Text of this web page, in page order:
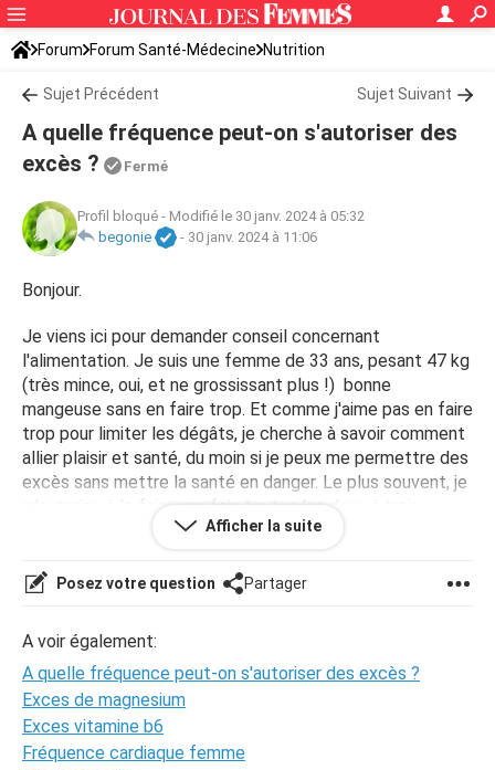
Forum Forum Santé-Médecine Nutrition
Sujet Précédent Sujet Suivant
A quelle fréquence peut-on s'autoriser des
excès ?
Fermé
Profil bloqué - Modifié le 30 janv. 2024 à 05:32
begonie
- 30 janv. 2024 à 11:06
Bonjour.
Je viens ici pour demander conseil concernant
l'alimentation. Je suis une femme de 33 ans, pesant 47 kg
(très mince, oui, et ne grossissant plus !) bonne
mangeuse sans en faire trop. Et comme j'aime pas en faire
trop pour limiter les dégâts, je cherche à savoir comment
allier plaisir et santé, du moin si je peux me permettre des
excès sans mettre la santé en danger. Le plus souvent, je
m'autorise à le faire une fois toutes les deux à trois
semaines car manger est un plaisir et c'est frustrant de
Je vous remercie pour vos réponses
répondre, c'est très important pour moi
Afficher la suite
Posez votre question Partager
A voir également:
A quelle fréquence peut-on s'autoriser des excès ?
Exces de magnesium
Exces vitamine b6
Fréquence cardiaque femme